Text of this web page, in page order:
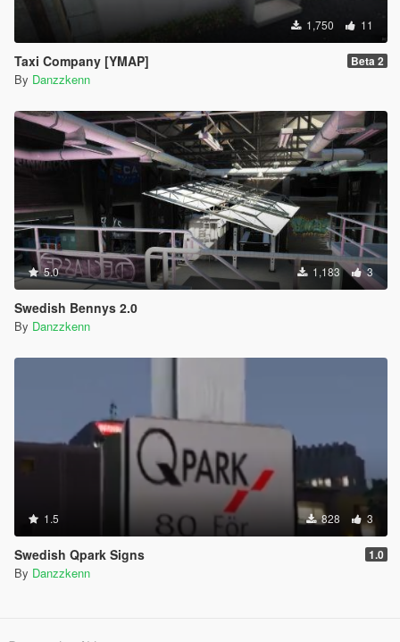
1,750 11
Taxi Company [YMAP] Beta 2
By Danzzkenn
5.0 1,183 3
Swedish Bennys 2.0
By Danzzkenn
1.5 828 3
Swedish Qpark Signs 1.0
By Danzzkenn